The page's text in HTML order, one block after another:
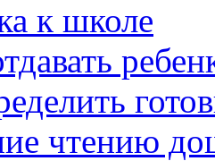
к школе
чтению